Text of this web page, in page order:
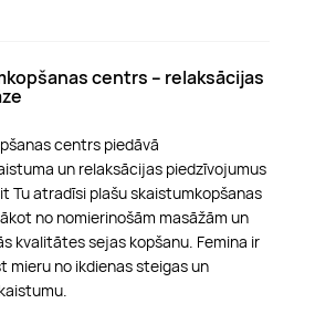
centrs – relaksācijas
centrs piedāvā
un relaksācijas piedzīvojumus
Tu atradīsi plašu skaistumkopšanas
no nomierinošām masāžām un
kvalitātes sejas kopšanu. Femina ir
mieru no ikdienas steigas un